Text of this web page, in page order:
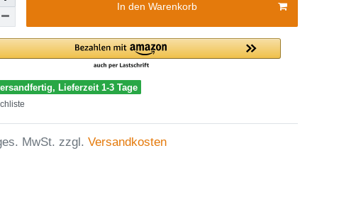
In den Warenkorb
Lieferzeit 1-3 Tage
MwSt. zzgl. Versandkosten